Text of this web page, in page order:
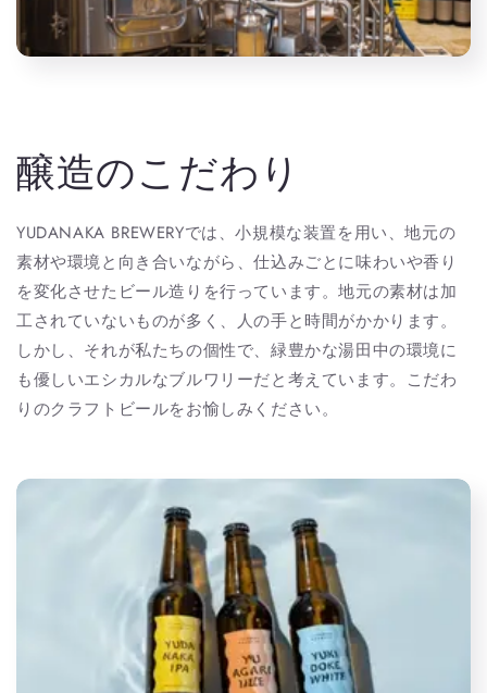
醸造のこだわり
YUDANAKA BREWERYでは、小規模な装置を用い、地元の
素材や環境と向き合いながら、仕込みごとに味わいや香り
を変化させたビール造りを行っています。地元の素材は加
工されていないものが多く、人の手と時間がかかります。
しかし、それが私たちの個性で、緑豊かな湯田中の環境に
も優しいエシカルなブルワリーだと考えています。こだわ
りのクラフトビールをお愉しみください。